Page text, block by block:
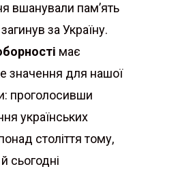
вшанували памʼять
загинув за Україну.
має
значення для нашої
проголосивши
українських
століття тому,
сьогодні